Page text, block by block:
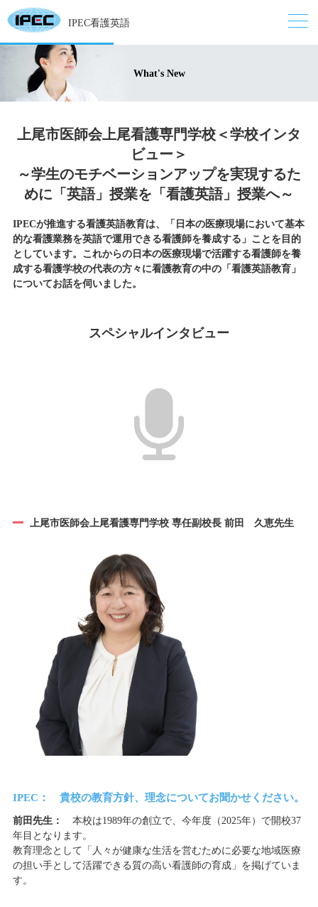
IPEC看護英語
What's New
上尾市医師会上尾看護専門学校＜学校インタ
ビュー＞
～学生のモチベーションアップを実現するた
めに「英語」授業を「看護英語」授業へ～
IPECが推進する看護英語教育は、「日本の医療現場において基本
的な看護業務を英語で運用できる看護師を養成する」ことを目的
としています。これからの日本の医療現場で活躍する看護師を養
成する看護学校の代表の方々に看護教育の中の「看護英語教育」
についてお話を伺いました。
スペシャルインタビュー
上尾市医師会上尾看護専門学校 専任副校長 前田 久恵先生
IPEC： 貴校の教育方針、理念についてお聞かせください。
前田先生：
本校は1989年の創立で、今年度（2025年）で開校37
年目となります。
教育理念として「人々が健康な生活を営むために必要な地域医療
の担い手として活躍できる質の高い看護師の育成」を掲げていま
す。